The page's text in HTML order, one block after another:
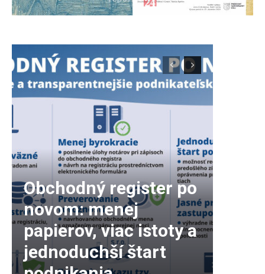
Obchodný register po
novom: menej
papierov, viac istoty a
jednoduchší štart